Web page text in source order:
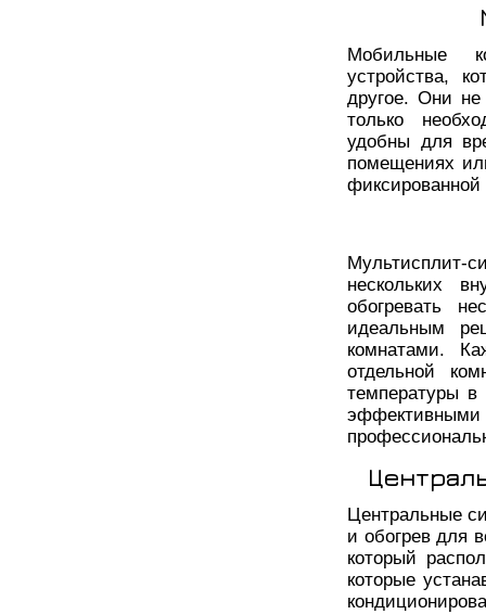
Мобильные
устройства,
другое. Они не
только
удобны для
помещениях
нескольких
обогревать
идеальным
комнатами.
отдельной
температуры
Центральные
и обогрев для
который
которые